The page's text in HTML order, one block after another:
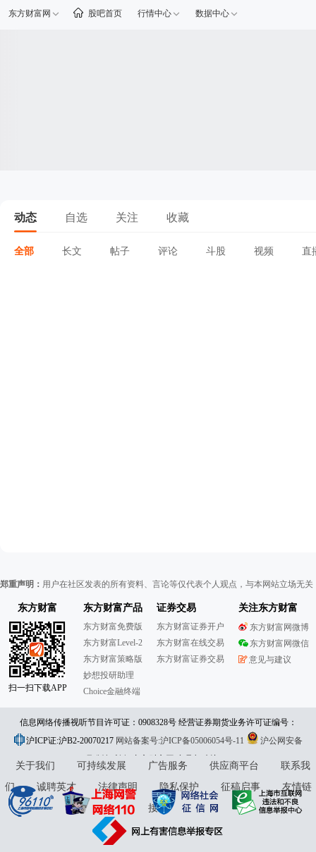
东方财富网 股吧首页 行情中心 数据中心
动态 自选 关注 收藏
全部 长文 帖子 评论 斗股 视频 直
郑重声明： 用户在社区发表的所有资料、言论等仅代表个人观点，与本网站立场无
东方财富
扫一扫下载APP
东方财富产品
东方财富免费版
东方财富Level-2
东方财富策略版
妙想投研助理
Choice金融终端
证券交易
东方财富证券开户
东方财富在线交易
东方财富证券交易
关注东方财富
东方财富网微博
东方财富网微信
意见与建议
信息网络传播视听节目许可证：0908328号 经营证券期货业务许可证编号：
913101046312860336 违法和不良信息举报:021-61278686 举报邮箱：
jubao@eastmoney.com
沪ICP证:沪B2-20070217 网站备案号:沪ICP备05006054号-11
沪公网安备
31010402000120号版权所有:东方财富网意见与建议:4000300059/952500
关于我们 可持续发展 广告服务 供应商平台
联系我
们
诚聘英才 法律声明 隐私保护 征稿启事
友情链
接